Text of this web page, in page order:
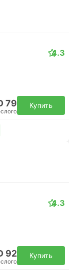
4.3
79 Купить
4.3
92 Купить